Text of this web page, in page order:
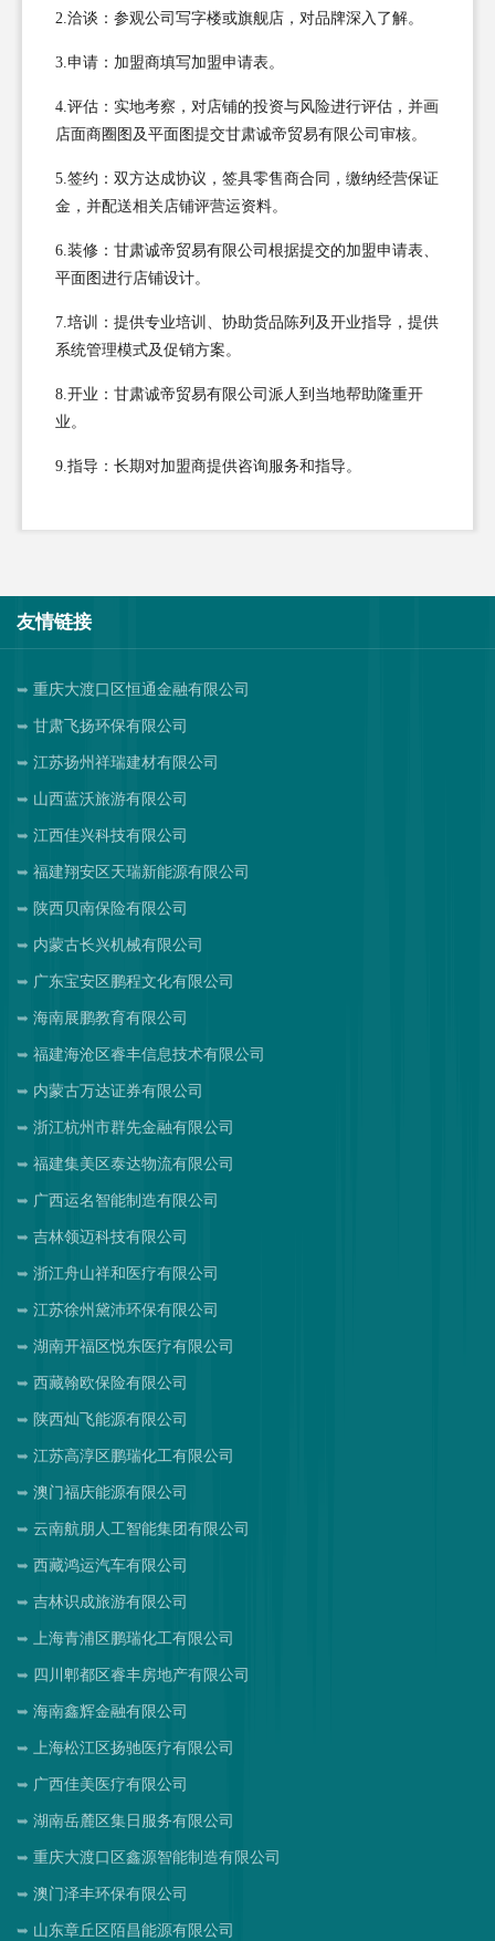
2.洽谈：参观公司写字楼或旗舰店，对品牌深入了解。
3.申请：加盟商填写加盟申请表。
4.评估：实地考察，对店铺的投资与风险进行评估，并画
店面商圈图及平面图提交甘肃诚帝贸易有限公司审核。
5.签约：双方达成协议，签具零售商合同，缴纳经营保证
金，并配送相关店铺评营运资料。
6.装修：甘肃诚帝贸易有限公司根据提交的加盟申请表、
平面图进行店铺设计。
7.培训：提供专业培训、协助货品陈列及开业指导，提供
系统管理模式及促销方案。
8.开业：甘肃诚帝贸易有限公司派人到当地帮助隆重开
业。
9.指导：长期对加盟商提供咨询服务和指导。
友情链接
重庆大渡口区恒通金融有限公司
甘肃飞扬环保有限公司
江苏扬州祥瑞建材有限公司
山西蓝沃旅游有限公司
江西佳兴科技有限公司
福建翔安区天瑞新能源有限公司
陕西贝南保险有限公司
内蒙古长兴机械有限公司
广东宝安区鹏程文化有限公司
海南展鹏教育有限公司
福建海沧区睿丰信息技术有限公司
内蒙古万达证券有限公司
浙江杭州市群先金融有限公司
福建集美区泰达物流有限公司
广西运名智能制造有限公司
吉林领迈科技有限公司
浙江舟山祥和医疗有限公司
江苏徐州黛沛环保有限公司
湖南开福区悦东医疗有限公司
西藏翰欧保险有限公司
陕西灿飞能源有限公司
江苏高淳区鹏瑞化工有限公司
澳门福庆能源有限公司
云南航朋人工智能集团有限公司
西藏鸿运汽车有限公司
吉林识成旅游有限公司
上海青浦区鹏瑞化工有限公司
四川郫都区睿丰房地产有限公司
海南鑫辉金融有限公司
上海松江区扬驰医疗有限公司
广西佳美医疗有限公司
湖南岳麓区集日服务有限公司
重庆大渡口区鑫源智能制造有限公司
澳门泽丰环保有限公司
山东章丘区陌昌能源有限公司